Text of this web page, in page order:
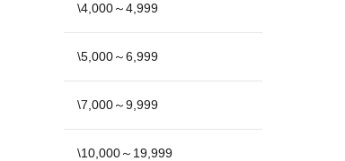
\4,000～4,999
\5,000～6,999
\7,000～9,999
\10,000～19,999